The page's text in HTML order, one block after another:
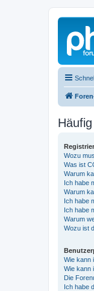
Wozu
Was ist
Warum
Ich habe
Warum
Ich habe
Ich habe
Warum
Wozu ist
Wie kann
Wie kann
Die
Ich habe